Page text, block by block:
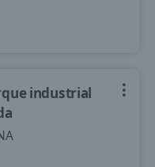
industrial